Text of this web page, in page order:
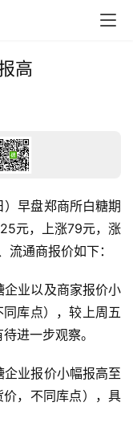
高
早盘郑商所白糖期
元，上涨79元，涨
流通商报价如下：
企业以及商家报价小
库点），较上周五
进一步观察。
业报价小幅报高至
，不同库点），具